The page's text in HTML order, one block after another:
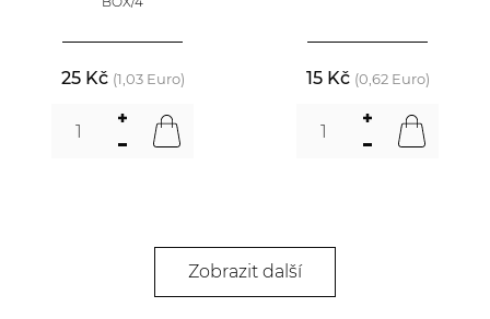
25 Kč (1,03 Euro) 15 Kč (0,62 Euro)
Zobrazit další